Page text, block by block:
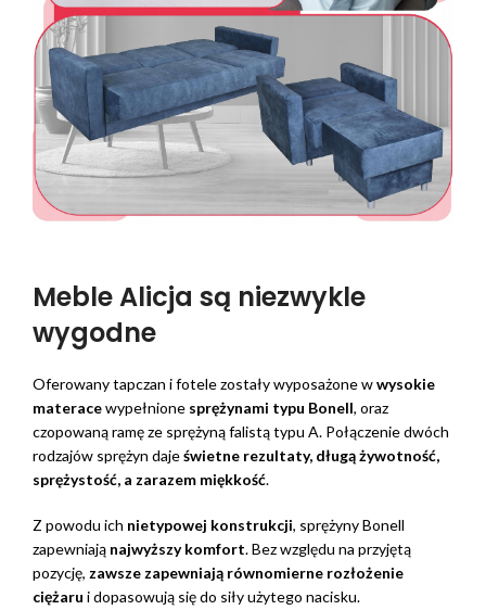
Meble Alicja są niezwykle
wygodne
Oferowany tapczan i fotele zostały wyposażone wwysokie
materacewypełnione sprężynami typu Bonell, oraz
czopowaną ramę ze sprężyną falistą typu A. Połączenie dwóch
rodzajów sprężyn dajeświetne rezultaty, długą żywotność,
sprężystość, a zarazem miękkość.
Z powodu ich nietypowej konstrukcji, sprężyny Bonell
zapewniają najwyższy komfort. Bez względu na przyjętą
pozycję, zawsze zapewniają równomierne rozłożenie
ciężaru i dopasowują się do siły użytego nacisku.